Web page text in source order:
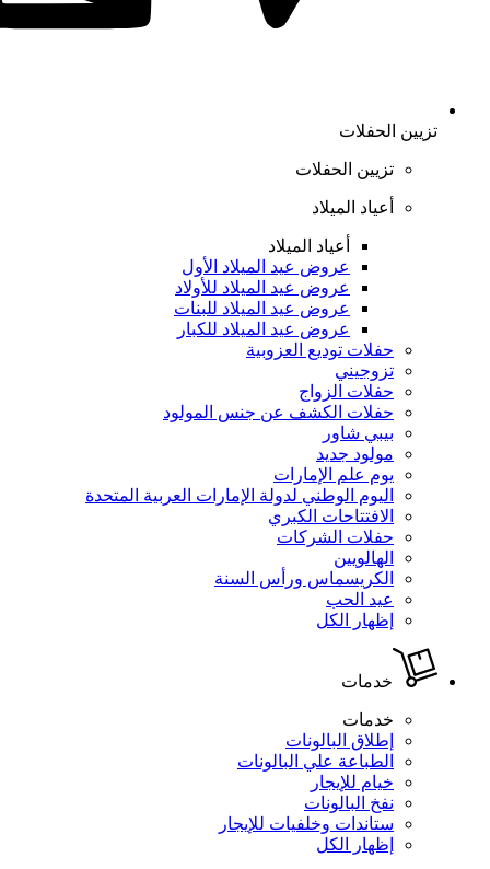
تزيين الحفلات
تزيين الحفلات
أعياد الميلاد
أعياد الميلاد
عروض عيد الميلاد الأول
عروض عيد الميلاد للأولاد
عروض عيد الميلاد للبنات
عروض عيد الميلاد للكبار
حفلات توديع العزوبية
تزوجيني
حفلات الزواج
حفلات الكشف عن جنس المولود
بيبي شاور
مولود جديد
يوم علم الإمارات
اليوم الوطني لدولة الإمارات العربية المتحدة
الافتتاحات الكبري
حفلات الشركات
الهالويين
الكريسماس ورأس السنة
عيد الحب
إظهار الكل
خدمات
خدمات
إطلاق البالونات
الطباعة علي البالونات
خيام للإيجار
نفخ البالونات
ستاندات وخلفيات للإيجار
إظهار الكل